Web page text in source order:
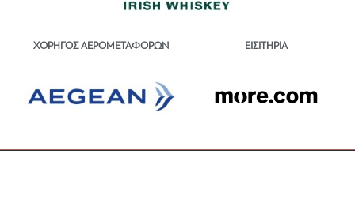
ΧΟΡΗΓΟΣ ΑΕΡΟΜΕΤΑΦΟΡΩΝ ΕΙΣΙΤΗΡΙΑ